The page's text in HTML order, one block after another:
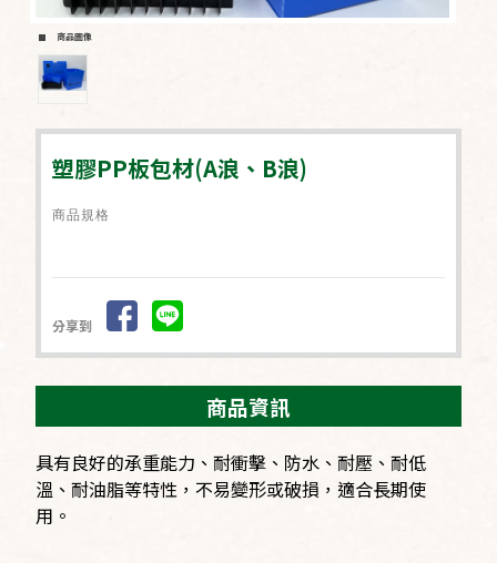
商品圖像
塑膠PP板包材(A浪、B浪)
商品規格
分享到
商品資訊
具有良好的承重能力、耐衝擊、防水、耐壓、耐低
溫、耐油脂等特性，不易變形或破損，適合長期使
用。